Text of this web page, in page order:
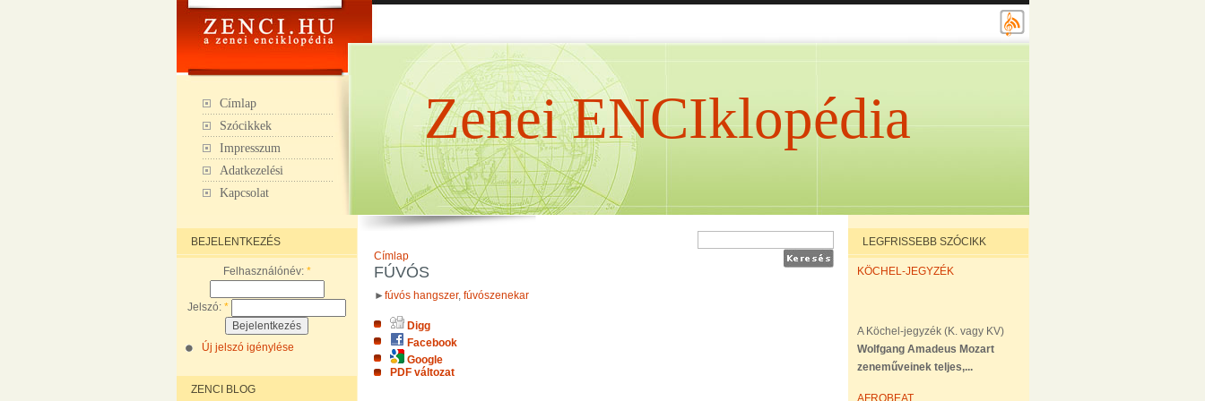
Címlap
Szócikkek
Impresszum
Adatkezelési
Kapcsolat
Zenei ENCIklopédia
BEJELENTKEZÉS
Felhasználónév: *
Jelszó: *
Új jelszó igénylése
ZENCI BLOG
Címlap
FÚVÓS
► fúvós hangszer, fúvószenekar
Digg
Facebook
Google
PDF változat
LEGFRISSEBB SZÓCIKK
KÖCHEL-JEGYZÉK
A Köchel-jegyzék (K. vagy KV)
Wolfgang Amadeus Mozart
zeneműveinek teljes,...
AFROBEAT